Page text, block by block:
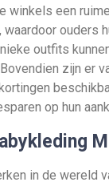
winkels een
waardoor ouders
outfits
zijn er
op hun
in de wereld